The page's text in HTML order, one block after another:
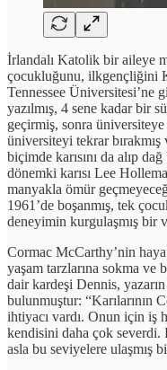
İrlandalı Katolik bir aileye
çocukluğunu, ilkgençliğini
Tennessee Üniversitesi’ne
yazılmış, 4 sene kadar bir
geçirmiş, sonra
üniversiteyi tekrar
biçimde karısını da alıp
dönemki karısı Lee
manyakla ömür
1961’de boşanmış, tek
deneyimin kurgulaşmış bir
Cormac McCarthy’nin
yaşam tarzlarına sokma ve
dair kardeşi Dennis,
bulunmuştur: “Karılarının
ihtiyacı vardı. Onun için iş
kendisini daha çok severdi.
asla bu seviyelere ulaşmış